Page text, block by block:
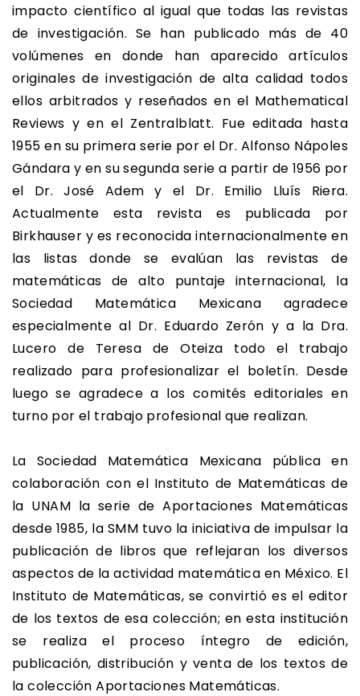
impacto científico al igual que todas las revistas
de investigación. Se han publicado más de 40
volúmenes en donde han aparecido artículos
originales de investigación de alta calidad todos
ellos arbitrados y reseñados en el Mathematical
Reviews y en el Zentralblatt. Fue editada hasta
1955 en su primera serie por el Dr. Alfonso Nápoles
Gándara y en su segunda serie a partir de 1956 por
el Dr. José Adem y el Dr. Emilio Lluís Riera.
Actualmente esta revista es publicada por
Birkhauser y es reconocida internacionalmente en
las listas donde se evalúan las revistas de
matemáticas de alto puntaje internacional, la
Sociedad Matemática Mexicana agradece
especialmente al Dr. Eduardo Zerón y a la Dra.
Lucero de Teresa de Oteiza todo el trabajo
realizado para profesionalizar el boletín. Desde
luego se agradece a los comités editoriales en
turno por el trabajo profesional que realizan.
La Sociedad Matemática Mexicana pública en
colaboración con el Instituto de Matemáticas de
la UNAM la serie de Aportaciones Matemáticas
desde 1985, la SMM tuvo la iniciativa de impulsar la
publicación de libros que reflejaran los diversos
aspectos de la actividad matemática en México. El
Instituto de Matemáticas, se convirtió es el editor
de los textos de esa colección; en esta institución
se realiza el proceso íntegro de edición,
publicación, distribución y venta de los textos de
la colección Aportaciones Matemáticas.